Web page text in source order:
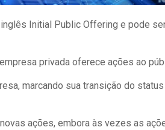
Initial Public Offering e pode
privada oferece ações ao
marcando sua transição do
ações, embora às vezes as